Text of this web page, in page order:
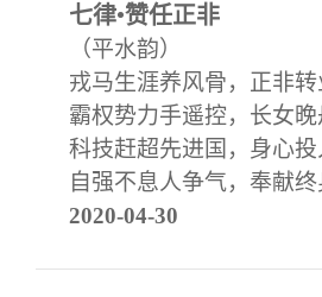
七律•赞任正非
（平水韵）
戎马生涯养风骨，正非转
霸权势力手遥控，长女晚
科技赶超先进国，身心投
自强不息人争气，奉献终
2020-04-30